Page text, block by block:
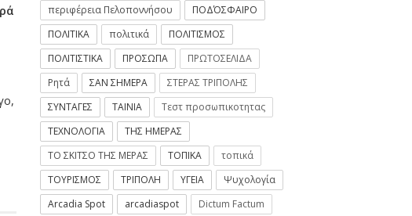
περιφέρεια Πελοποννήσου
ΠΟΔΌΣΦΑΙΡΟ
ΠΟΛΙΤΙΚΑ
πολιτικά
ΠΟΛΙΤΙΣΜΟΣ
ΠΟΛΙΤΙΣΤΙΚΑ
ΠΡΟΣΩΠΑ
ΠΡΩΤΟΣΕΛΙΔΑ
Ρητά
ΣΑΝ ΣΗΜΕΡΑ
ΣΤΕΡΑΣ ΤΡΙΠΟΛΗΣ
ΣΥΝΤΑΓΕΣ
ΤΑΙΝΙΑ
Τεστ προσωπικοτητας
ΤΕΧΝΟΛΟΓΙΑ
ΤΗΣ ΗΜΕΡΑΣ
ΤΟ ΣΚΙΤΣΟ ΤΗΣ ΜΕΡΑΣ
ΤΟΠΙΚΑ
τοπικά
ΤΟΥΡΙΣΜΟΣ
ΤΡΙΠΟΛΗ ΥΓΕΙΑ
Ψυχολογία
Arcadia Spot
arcadiaspot Dictum Factum